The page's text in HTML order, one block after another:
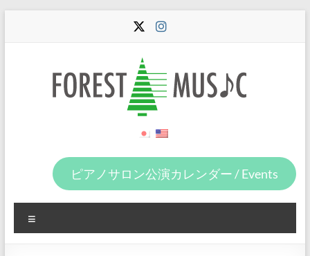
Musicピアノサロン公演カレンダー / Events